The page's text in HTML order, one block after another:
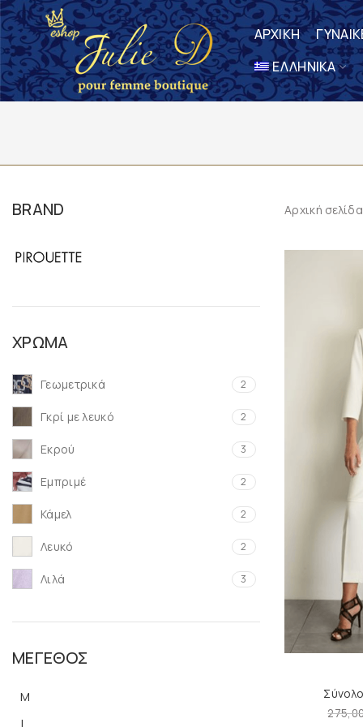
ΑΡΧΙΚΗ
ΕΛΛΗΝΙΚΆ
BRAND
ΧΡΏΜΑ
Γεωμετρικά 2
Γκρί με λευκό 2
Εκρού 3
Εμπριμέ 2
Κάμελ 2
Λευκό 2
Λιλά 3
πορτοκαλί-μαύρο
ΜΈΓΕΘΟΣ
M
L
Αρχική σελίδα